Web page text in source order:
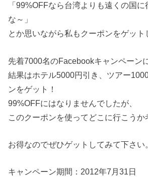
「99%OFFなら台湾よりも遠くの国
な～」
とか思いながら私もクーポンをゲッ
先着7000名のFacebookキャンペーン
結果はホテル5000円引き、ツアー
ンをゲット！
99%OFFにはなりませんでしたが、
このクーポンを使ってどこに行こうか
お得なのでぜひゲットしてみて下さい
キャンペーン期間：2012年7月31日